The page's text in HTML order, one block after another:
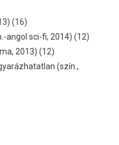
(16)
angol sci-fi, 2014) (12)
2013) (12)
(szín.,